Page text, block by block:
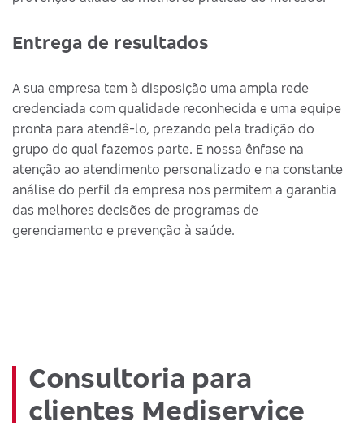
Entrega de resultados
A sua empresa tem à disposição uma ampla rede
credenciada com qualidade reconhecida e uma equipe
pronta para atendê-lo, prezando pela tradição do
grupo do qual fazemos parte. E nossa ênfase na
atenção ao atendimento personalizado e na constante
análise do perfil da empresa nos permitem a garantia
das melhores decisões de programas de
gerenciamento e prevenção à saúde.
Consultoria para
clientes Mediservice